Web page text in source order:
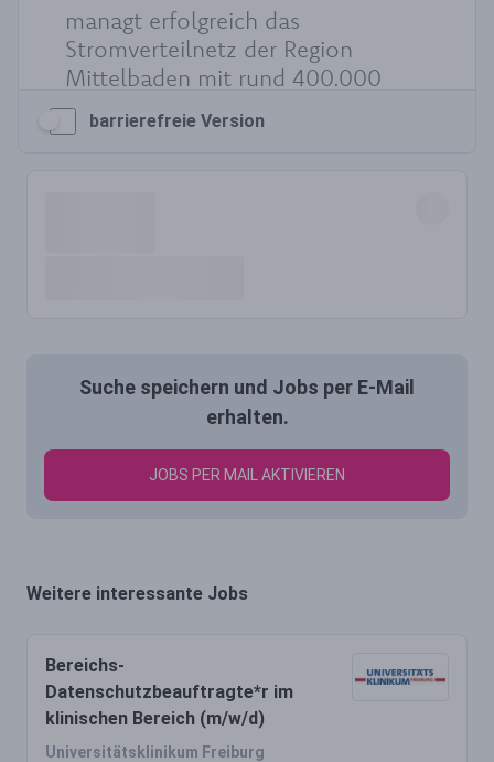
barrierefreie Version
Suche speichern und Jobs per E-Mail
erhalten.
JOBS PER MAIL AKTIVIEREN
Weitere interessante Jobs
Bereichs-
Datenschutzbeauftragte*r im
klinischen Bereich (m/w/d)
Universitätsklinikum Freiburg